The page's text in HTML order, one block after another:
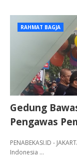
RAHMAT BAGJA
Gedung
Pengawas
PENABEKASI.ID -
Indonesia …